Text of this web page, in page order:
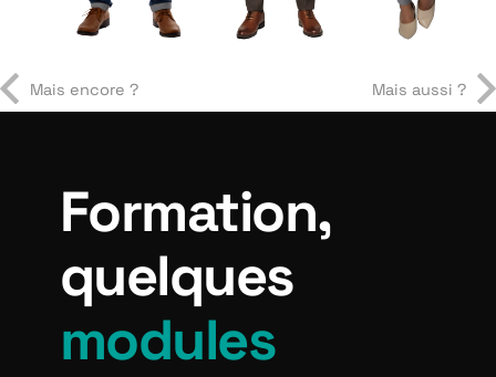
Mais encore ? Mais aussi ?
Formation,
quelques
modules